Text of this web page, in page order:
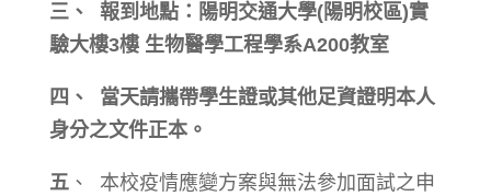
三、 報到地點：陽明交通大學(陽明校區)實
驗大樓3樓 生物醫學工程學系A200教室
四 、 當天請攜帶學生證或其他足資證明本人
身分之文件正本。
五、 本校疫情應變方案與無法參加面試之申